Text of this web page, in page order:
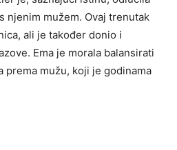
njenim mužem. Ovaj trenutak
ali je također donio i
Ema je morala balansirati
prema mužu, koji je godinama